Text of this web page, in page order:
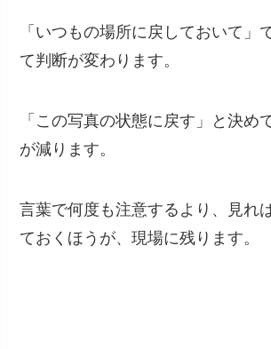
「いつもの場所に戻しておいて」
て判断が変わります。
「この写真の状態に戻す」と決め
が減ります。
言葉で何度も注意するより、見れ
ておくほうが、現場に残ります。